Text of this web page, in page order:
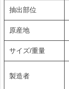
抽出部位
原産地
サイズ/重量
製造者